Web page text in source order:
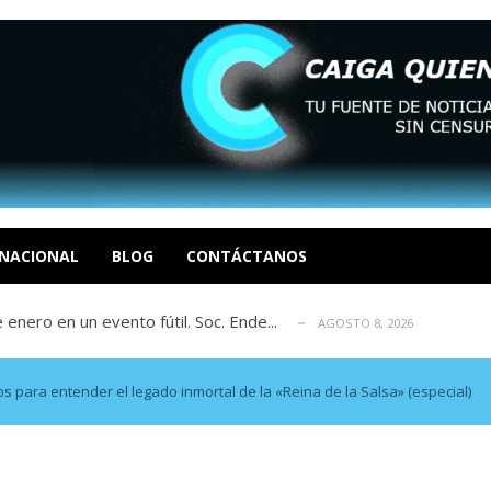
BLOG CONTÁCTANOS
R AGOSTO 8, 2026
Realpolitik y el Desmante... AGOSTO 8, 2026
García AGOSTO 7, 2026
en un evento fútil. Soc. Ende...
Luis Centeno S AGOSTO 8, 2026
R AGOSTO 8, 2026
Realpolitik y el Desmante... AGOSTO 8, 2026
García AGOSTO 7, 2026
en un evento fútil. Soc. Ende...
para entender el legado inmortal de la «Reina de la Salsa» (especial)